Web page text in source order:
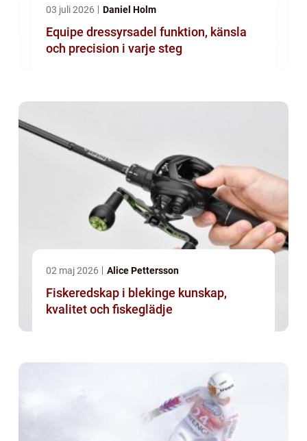
03 juli 2026 Daniel Holm
Equipe dressyrsadel funktion, känsla
och precision i varje steg
02 maj 2026 Alice Pettersson
Fiskeredskap i blekinge kunskap,
kvalitet och fiskeglädje